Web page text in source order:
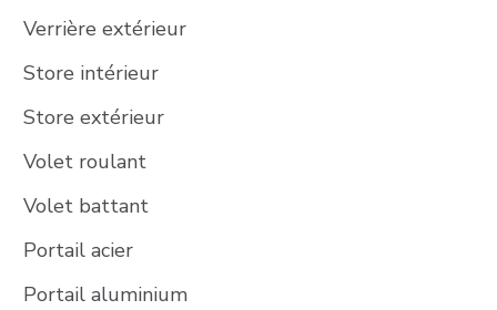
Verrière extérieur
Store intérieur
Store extérieur
Volet roulant
Volet battant
Portail acier
Portail aluminium